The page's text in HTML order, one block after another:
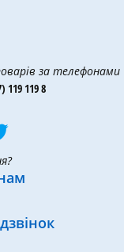
за телефонами
119 119 8